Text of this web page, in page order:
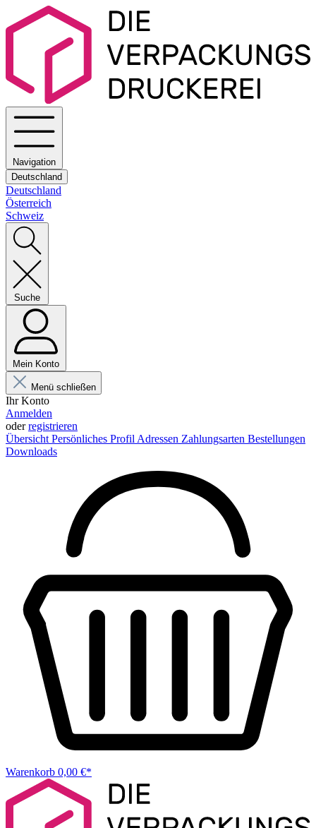
Navigation
Deutschland
Deutschland
Österreich
Schweiz
Suche
Mein Konto
Menü schließen
Ihr Konto
Anmelden
oderregistrieren
Übersicht Persönliches Profil Adressen Zahlungsarten Bestellungen
Downloads
Warenkorb 0,00 €*